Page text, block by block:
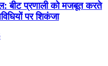
बीट प्रणाली को मजबूत करते
पर शिकंजा